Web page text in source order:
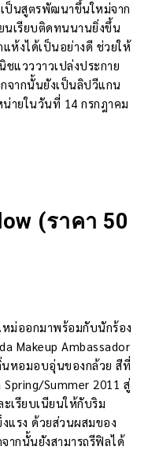
ป็นสูตรพัฒนาขึ้นใหม่จาก
นเรียบติดทนนานยิ่งขึ้น
ห้งได้เป็นอย่างดี ช่วยให้
แวววาวเปล่งประกาย
ากนั้นยังเป็นลิปวีแกน
ายในวันที่ 14 กรกฎาคม
(ราคา 50
หม่ออกมาพร้อมกับนักร้อง
Makeup Ambassador
นหอมอบอุ่นของกล้วย สีที่
Summer 2011 สู่
เรียบเนียนให้กับริม
แรง ด้วยส่วนผสมของ
ากนั้นยังสามารถรีฟิลได้